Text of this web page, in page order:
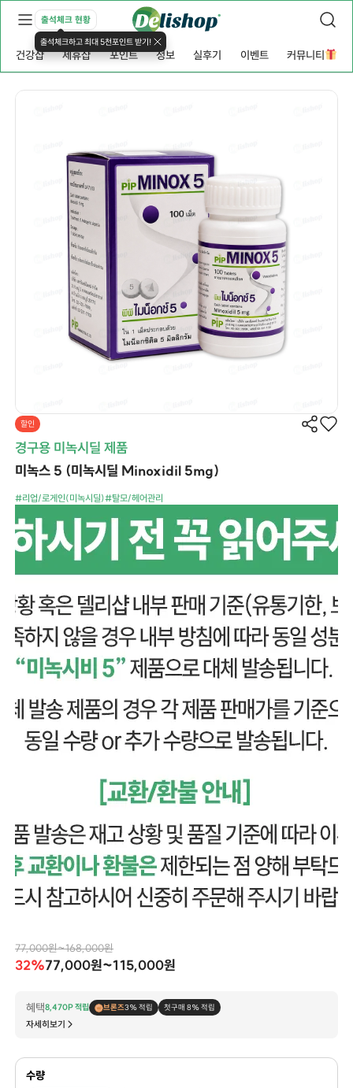
출석체크 현황
출석체크하고 최대 5천포인트 받기!
건강샵 제휴샵 포인트 정보 실후기 이벤트 커뮤니티
할인
경구용 미녹시딜 제품
미녹스 5 (미녹시딜 Minoxidil 5mg)
#리업/로게인(미녹시딜)#탈모/헤어관리
77,000원~168,000원
32%77,000원~115,000원
혜택8,470P 적립 브론즈3% 적립 첫구매 8% 적립
자세히보기
수량